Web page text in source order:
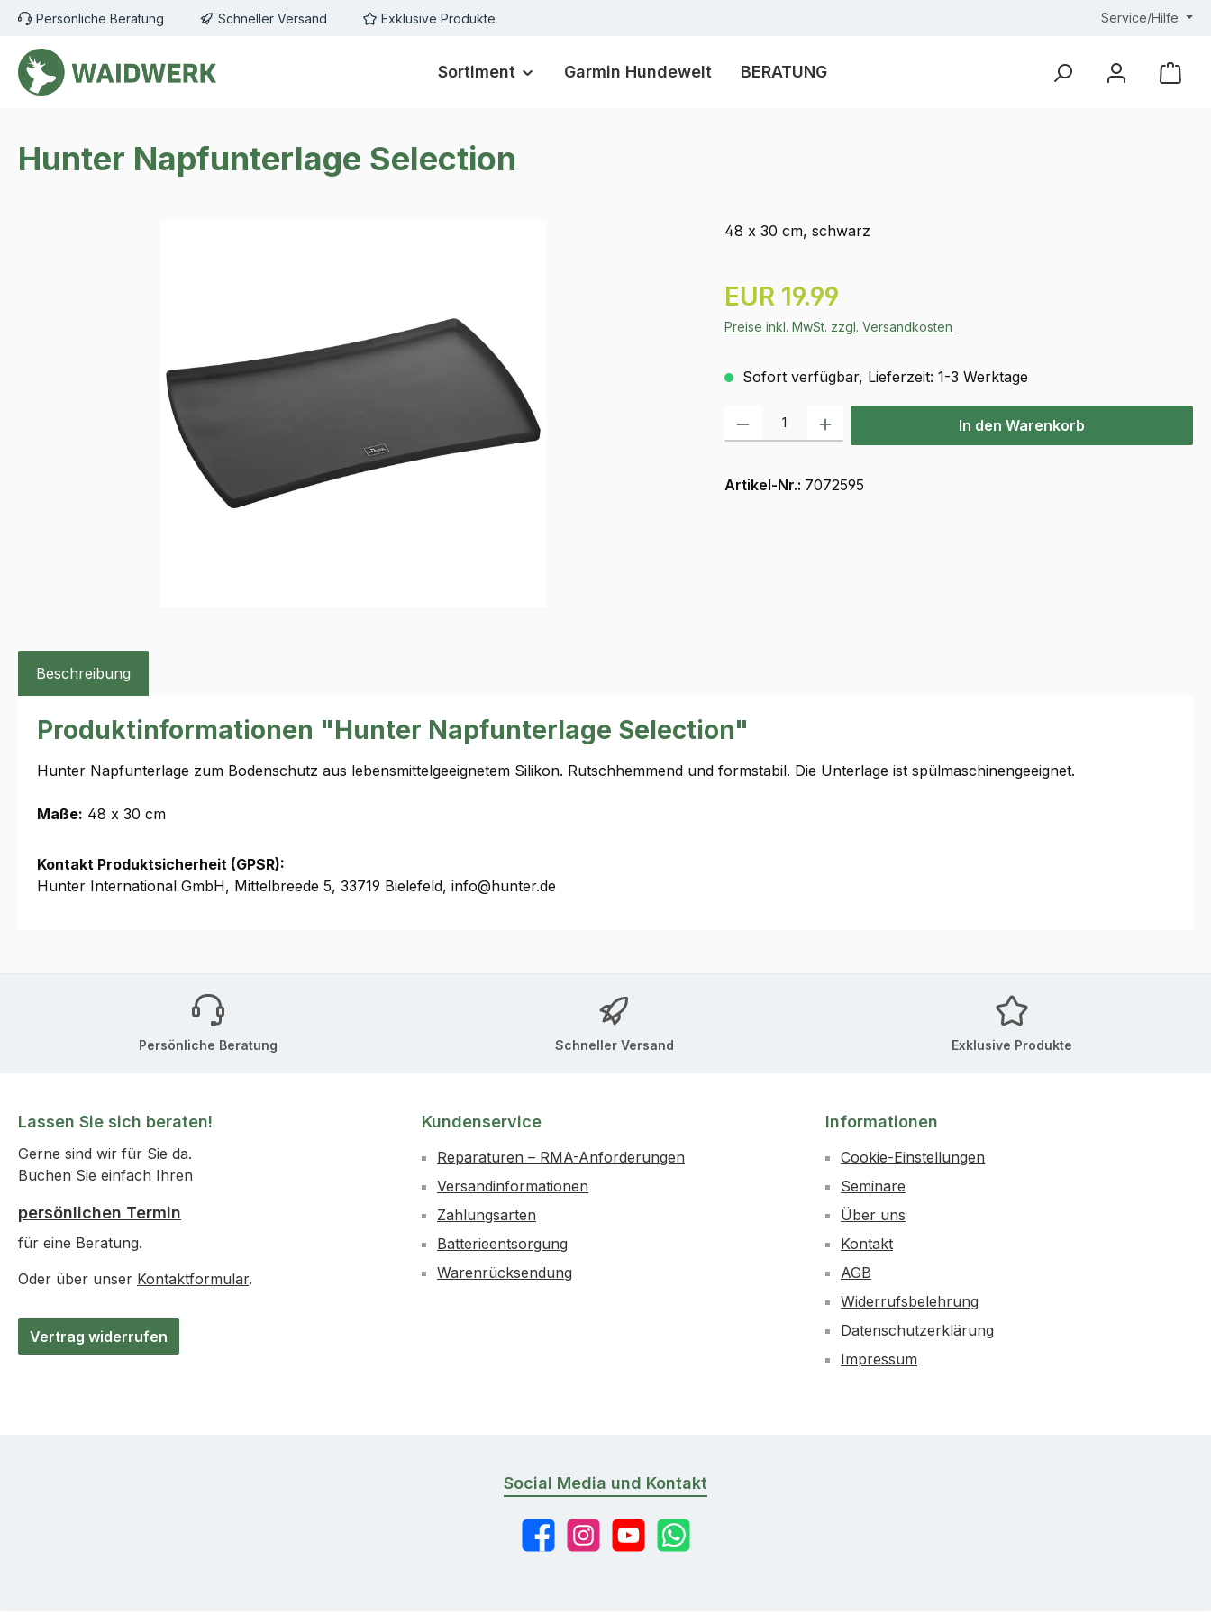
Hauptinhalt springen
Zur Suche springen
Zur Hauptnavigation springen
Persönliche Beratung Schneller Versand Exklusive Produkte Service/Hilfe
Sortiment Garmin Hundewelt BERATUNG
Hunter Napfunterlage Selection
48 x 30 cm, schwarz
Regulärer Preis:
EUR 19.99
Preise inkl. MwSt. zzgl. Versandkosten
Sofort verfügbar, Lieferzeit: 1-3 Werktage
Produkt Anzahl: Gib den gewünschten Wert ein oder benutze die Schaltflächen
In den Warenkorb
Artikel-Nr.: 7072595
Beschreibung
Produktinformationen "Hunter Napfunterlage Selection"
Hunter Napfunterlage zum Bodenschutz aus lebensmittelgeeignetem Silikon. Rutschhemmend und formstabil. Die Unterlage ist spülmaschinengeeignet.
Maße: 48 x 30 cm
Kontakt Produktsicherheit (GPSR):
Hunter International GmbH, Mittelbreede 5, 33719 Bielefeld, info@hunter.de
Persönliche Beratung Schneller Versand Exklusive Produkte
Lassen Sie sich beraten!
Gerne sind wir für Sie da.
Buchen Sie einfach Ihren
persönlichen Termin
für eine Beratung.
Oder über unser Kontaktformular.
Vertrag widerrufen
Kundenservice
Reparaturen – RMA-Anforderungen
Versandinformationen
Zahlungsarten
Batterieentsorgung
Warenrücksendung
Informationen
Cookie-Einstellungen
Seminare
Über uns
Kontakt
AGB
Widerrufsbelehrung
Datenschutzerklärung
Impressum
Social Media und Kontakt
FacebookInstagramYouTubeWhatsApp